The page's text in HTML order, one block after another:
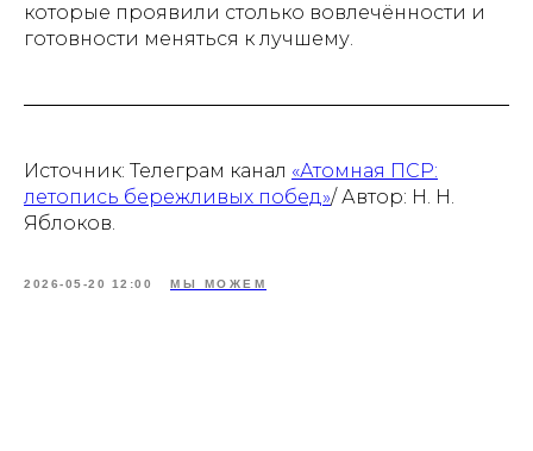
которые проявили столько вовлечённости и
готовности меняться к лучшему.
Источник: Телеграм канал «Атомная ПСР:
летопись бережливых побед»/ Автор: Н. Н.
Яблоков.
2026-05-20 12:00 МЫ МОЖЕМ